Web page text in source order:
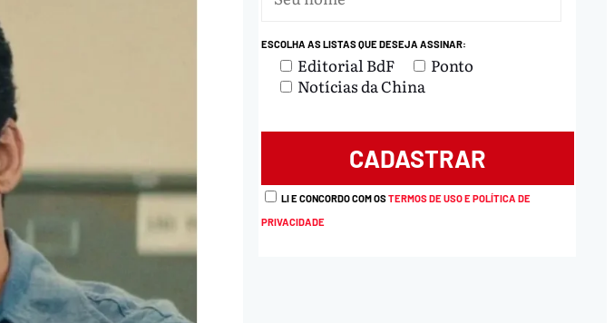
ESCOLHA AS LISTAS QUE DESEJA ASSINAR:
Editorial BdF
Ponto
Notícias da China
LI E CONCORDO COM OSTERMOS DE USO E POLÍTICA DE
PRIVACIDADE